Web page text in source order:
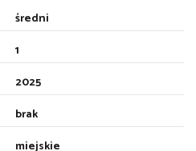
średni
1
2025
brak
miejskie